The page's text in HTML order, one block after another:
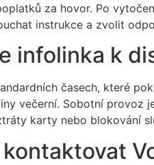
za hovor. Po
instrukce a zvolit
infolinka k
časech, které
večerní. Sobotní provoz
karty nebo blokování